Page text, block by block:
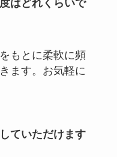
はどれくらいで
もとに柔軟に頻
ます。お気軽に
ていただけます